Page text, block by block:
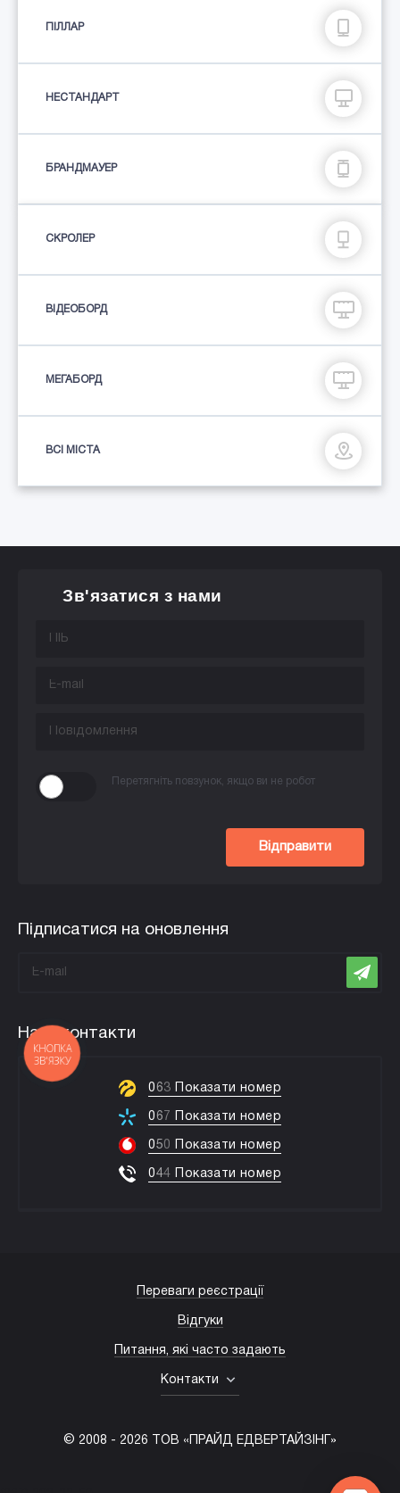
ПIЛЛАР
НЕСТАНДАРТ
БРАНДМАУЕР
СКРОЛЕР
ВІДЕОБОРД
МЕГАБОРД
ВСІ МІСТА
Зв'язатися з нами
Перетягніть повзунок, якщо ви не робот
Відправити
Підписатися на оновлення
Наші контакти
063 Показати номер
06 7 Показати номер
050 Показати номер
044 Показати номер
© 2008 - 2026 ТОВ «ПРАЙД ЕДВЕРТАЙЗІНГ»
Переваги реєстрації
Відгуки
Питання, які часто задають
Контакти
КНОПКА
ЗВ'ЯЗКУ